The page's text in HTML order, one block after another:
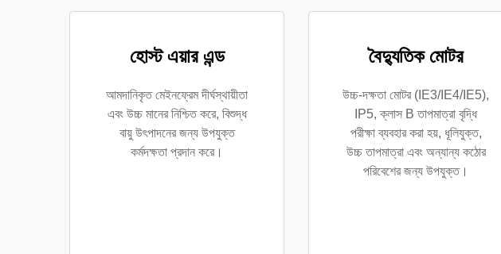
হোস্ট এয়ার এন্ড
আমদানিকৃত মেইনফ্রেম দীর্ঘস্থায়ীতা
এবং উচ্চ মানের নিশ্চিত করে, বিশুদ্ধ
বায়ু উৎপাদনের জন্য উপযুক্ত
কর্মদক্ষতা প্রদান করে।
বৈদ্যুতিক মোটর
উচ্চ-দক্ষতা মোটর (IE3/IE4/IE5),
IP5, ক্লাস B তাপমাত্রা বৃদ্ধি
পরীক্ষা ব্যবহার করা হয়, ধূলিযুক্ত,
উচ্চ তাপমাত্রা এবং অন্যান্য কঠোর
পরিবেশের জন্য উপযুক্ত।